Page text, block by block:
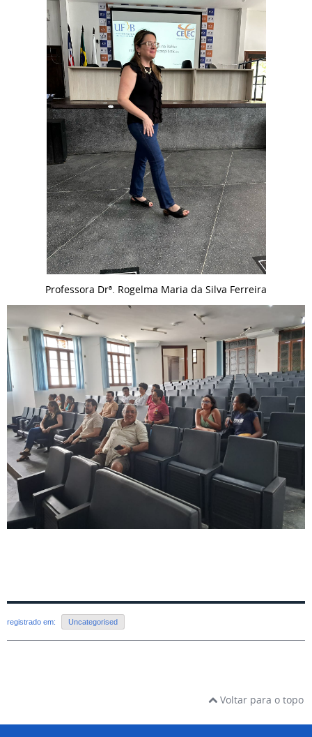
Professora Drª. Rogelma Maria da Silva Ferreira
registrado em: Uncategorised
Voltar para o topo